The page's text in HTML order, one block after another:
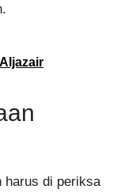
harus di periksa